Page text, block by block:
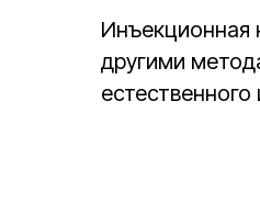
Инъекционная
другими